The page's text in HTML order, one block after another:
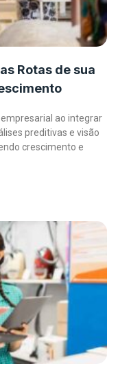
Rotas de sua
ao integrar
preditivas e visão
crescimento e